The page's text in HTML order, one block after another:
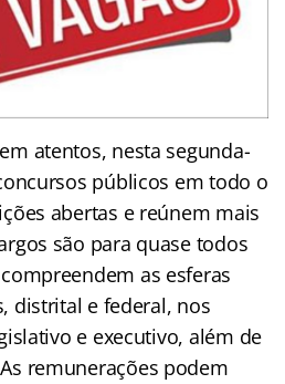
atentos, nesta segunda-
públicos em todo o
abertas e reúnem mais
são para quase todos
as esferas
distrital e federal, nos
e executivo, além de
remunerações podem